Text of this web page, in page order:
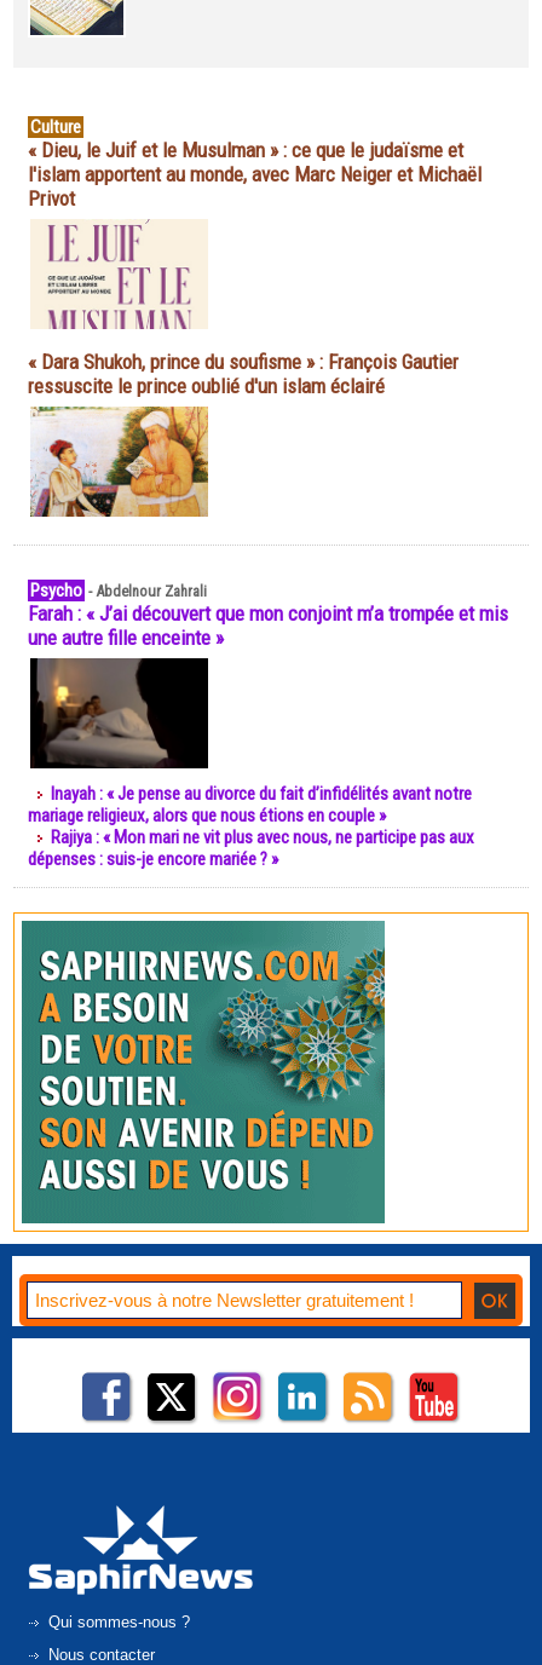
Culture
« Dieu, le Juif et le Musulman » : ce que le judaïsme et
l'islam apportent au monde, avec Marc Neiger et Michaël
Privot
« Dara Shukoh, prince du soufisme » : François Gautier
ressuscite le prince oublié d'un islam éclairé
Psycho -Abdelnour Zahrali
Farah : « J’ai découvert que mon conjoint m’a trompée et mis
une autre fille enceinte »
Inayah : « Je pense au divorce du fait d’infidélités avant notre
mariage religieux, alors que nous étions en couple »
Rajiya : « Mon mari ne vit plus avec nous, ne participe pas aux
dépenses : suis-je encore mariée ? »
Qui sommes-nous ?
Nous contacter